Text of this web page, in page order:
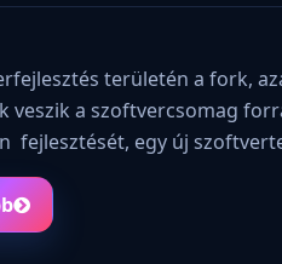
területén a fork,
veszik a szoftvercsomag
fejlesztését, egy új